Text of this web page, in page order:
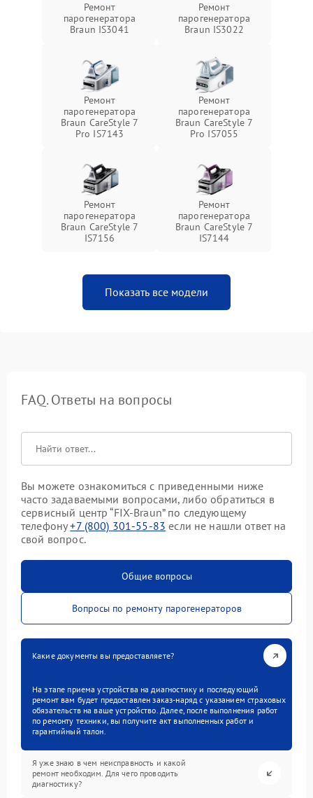
Ремонт
парогенератора
Braun IS3041
Ремонт
парогенератора
Braun IS3022
Ремонт
парогенератора
Braun CareStyle 7
Pro IS7143
Ремонт
парогенератора
Braun CareStyle 7
Pro IS7055
Ремонт
парогенератора
Braun CareStyle 7
IS7156
Ремонт
парогенератора
Braun CareStyle 7
IS7144
Показать все модели
FAQ. Ответы на вопросы
Вы можете ознакомиться с приведенными ниже
часто задаваемыми вопросами, либо обратиться в
сервисный центр “FIX-Braun” по следующему
телефону+7 (800) 301-55-83 если не нашли ответ на
свой вопрос.
Общие вопросы
Вопросы по ремонту парогенераторов
Какие документы вы предоставляете?
На этапе приема устройства на диагностику и последующий
ремонт вам будет предоставлен заказ-наряд с указанием страховых
обязательств на ваше устройство. Далее, после выполнения работ
по ремонту техники, вы получите акт выполненных работ и
гарантийный талон.
Я уже знаю в чем неисправность и какой
ремонт необходим. Для чего проводить
диагностику?